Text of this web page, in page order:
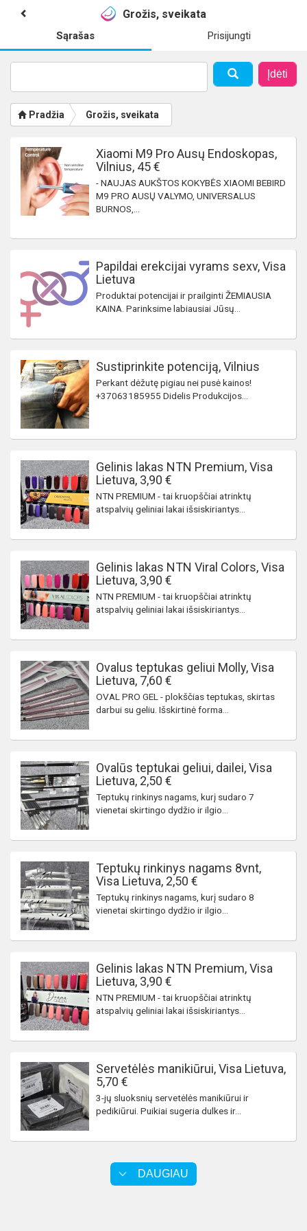
Grožis, sveikata
Sąrašas Prisijungti
Įdėti
Pradžia Grožis, sveikata
Xiaomi M9 Pro Ausų Endoskopas,
Vilnius, 45 €
- NAUJAS AUKŠTOS KOKYBĖS XIAOMI BEBIRD
M9 PRO AUSŲ VALYMO, UNIVERSALUS
BURNOS,...
Papildai erekcijai vyrams sexv, Visa
Lietuva
Produktai potencijai ir prailginti ŽEMIAUSIA
KAINA. Parinksime labiausiai Jūsų...
Sustiprinkite potenciją, Vilnius
Perkant dėžutę pigiau nei pusė kainos!
+37063185955 Didelis Produkcijos...
Gelinis lakas NTN Premium, Visa
Lietuva, 3,90 €
NTN PREMIUM - tai kruopščiai atrinktų
atspalvių geliniai lakai išsiskiriantys...
Gelinis lakas NTN Viral Colors, Visa
Lietuva, 3,90 €
NTN PREMIUM - tai kruopščiai atrinktų
atspalvių geliniai lakai išsiskiriantys...
Ovalus teptukas geliui Molly, Visa
Lietuva, 7,60 €
OVAL PRO GEL - plokščias teptukas, skirtas
darbui su geliu. Išskirtinė forma...
Ovalūs teptukai geliui, dailei, Visa
Lietuva, 2,50 €
Teptukų rinkinys nagams, kurį sudaro 7
vienetai skirtingo dydžio ir ilgio...
Teptukų rinkinys nagams 8vnt,
Visa Lietuva, 2,50 €
Teptukų rinkinys nagams, kurį sudaro 8
vienetai skirtingo dydžio ir ilgio...
Gelinis lakas NTN Premium, Visa
Lietuva, 3,90 €
NTN PREMIUM - tai kruopščiai atrinktų
atspalvių geliniai lakai išsiskiriantys...
Servetėlės manikiūrui, Visa Lietuva,
5,70 €
3-jų sluoksnių servetėlės manikiūrui ir
pedikiūrui. Puikiai sugeria dulkes ir...
DAUGIAU